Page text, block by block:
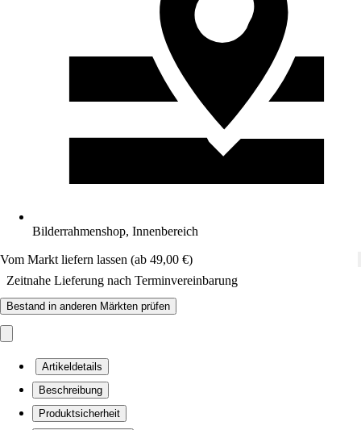
Bilderrahmenshop, Innenbereich
Vom Markt liefern lassen (ab 49,00 €)
Zeitnahe Lieferung nach Terminvereinbarung
Bestand in anderen Märkten prüfen
Artikeldetails
Beschreibung
Produktsicherheit